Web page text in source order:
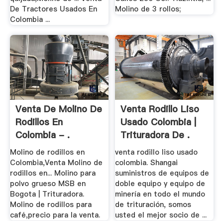
De Tractores Usados En
Colombia ...
Molino de 3 rollos;
Venta De Molino De
Rodillos En
Colombia - .
Molino de rodillos en
Colombia,Venta Molino de
rodillos en... Molino para
polvo grueso MSB en
Bogota | Trituradora.
Molino de rodillos para
café,precio para la venta.
Venta Rodillo Liso
Usado Colombia |
Trituradora De .
venta rodillo liso usado
colombia. Shangai
suministros de equipos de
doble equipo y equipo de
minería en todo el mundo
de trituración, somos
usted el mejor socio de ...